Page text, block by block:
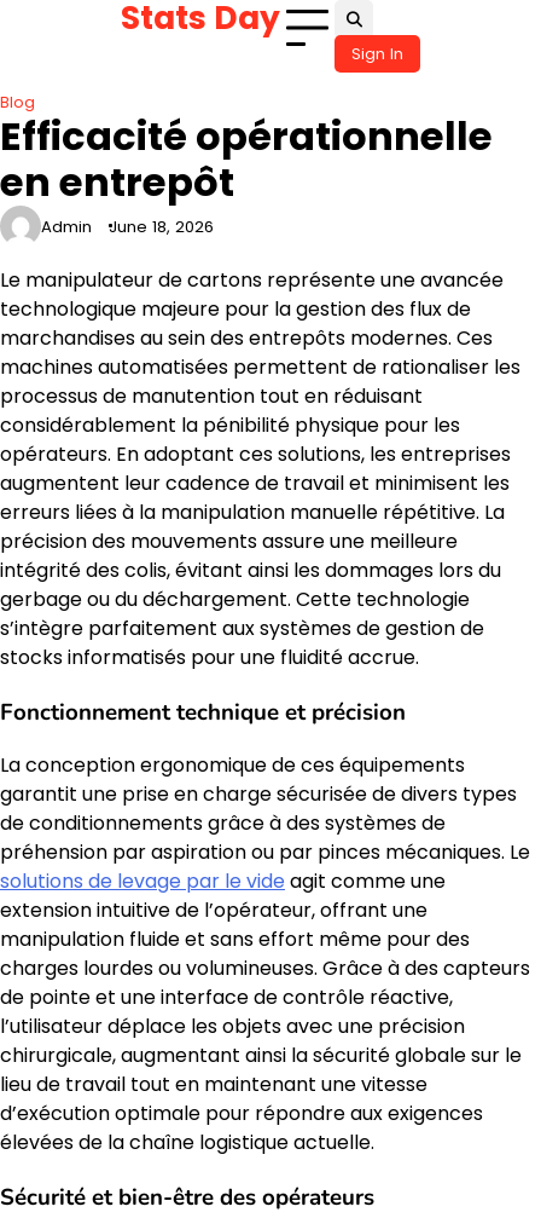
Stats Day
Sign In
Blog
Efficacité opérationnelle
en entrepôt
Admin June 18, 2026
Le manipulateur de cartons représente une avancée
technologique majeure pour la gestion des flux de
marchandises au sein des entrepôts modernes. Ces
machines automatisées permettent de rationaliser les
processus de manutention tout en réduisant
considérablement la pénibilité physique pour les
opérateurs. En adoptant ces solutions, les entreprises
augmentent leur cadence de travail et minimisent les
erreurs liées à la manipulation manuelle répétitive. La
précision des mouvements assure une meilleure
intégrité des colis, évitant ainsi les dommages lors du
gerbage ou du déchargement. Cette technologie
s’intègre parfaitement aux systèmes de gestion de
stocks informatisés pour une fluidité accrue.
Fonctionnement technique et précision
La conception ergonomique de ces équipements
garantit une prise en charge sécurisée de divers types
de conditionnements grâce à des systèmes de
préhension par aspiration ou par pinces mécaniques. Le
solutions de levage par le vide agit comme une
extension intuitive de l’opérateur, offrant une
manipulation fluide et sans effort même pour des
charges lourdes ou volumineuses. Grâce à des capteurs
de pointe et une interface de contrôle réactive,
l’utilisateur déplace les objets avec une précision
chirurgicale, augmentant ainsi la sécurité globale sur le
lieu de travail tout en maintenant une vitesse
d’exécution optimale pour répondre aux exigences
élevées de la chaîne logistique actuelle.
Sécurité et bien-être des opérateurs